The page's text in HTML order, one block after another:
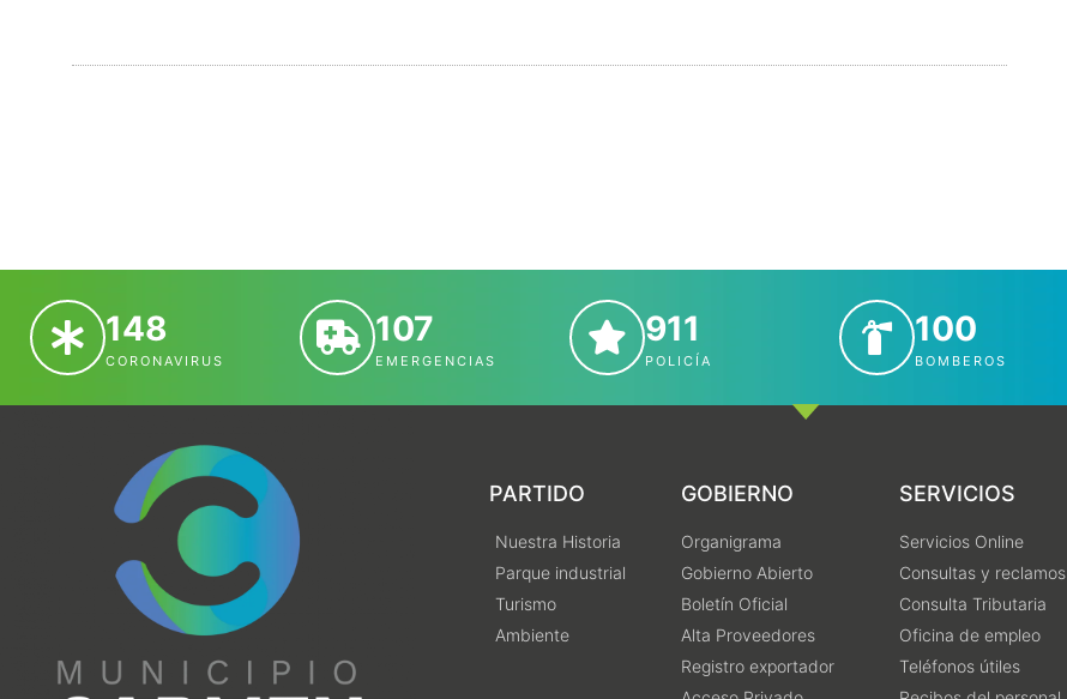
148
CORONAVIRUS
107
EMERGENCIAS
911
POLICÍA
100
BOMBEROS
PARTIDO
Nuestra Historia
Parque industrial
Turismo
Ambiente
GOBIERNO
Organigrama
Gobierno Abierto
Boletín Oficial
Alta Proveedores
Registro exportador
SERVICIOS
Servicios Online
Consultas y reclamos
Consulta Tributaria
Oficina de empleo
Teléfonos útiles